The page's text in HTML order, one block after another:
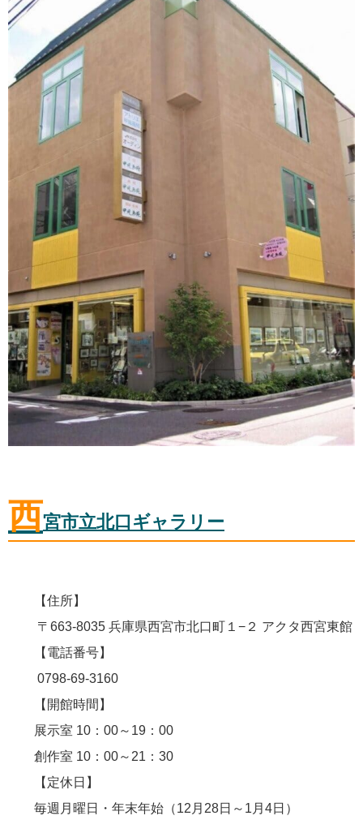
西宮市立北口ギャラリー
【住所】
〒663-8035 兵庫県西宮市北口町１−２ アクタ西宮東館
【電話番号】
0798-69-3160
【開館時間】
展示室 10：00～19：00
創作室 10：00～21：30
【定休日】
毎週月曜日・年末年始（12月28日～1月4日）